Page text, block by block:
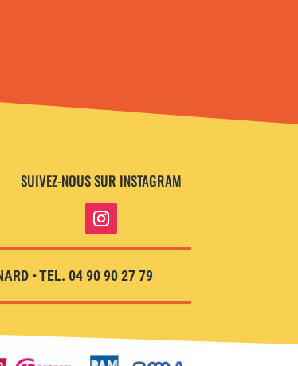
SUIVEZ-NOUS SUR INSTAGRAM
• TEL. 04 90 90 27 79